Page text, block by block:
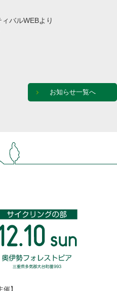
バルWEBより
お知らせ一覧へ
催】